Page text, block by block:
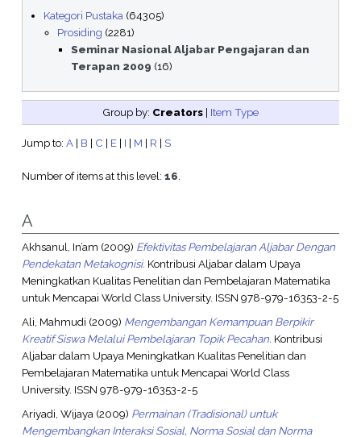
Kategori Pustaka (64305)
Prosiding (2281)
Seminar Nasional Aljabar Pengajaran dan
Terapan 2009 (16)
Group by: Creators | Item Type
Jump to: A| B | C | E| I | M | R | S
Number of items at this level: 16
A
Akhsanul, In’am (2009) Efektivitas Pembelajaran Aljabar Dengan
Pendekatan Metakognisi. Kontribusi Aljabar dalam Upaya
Meningkatkan Kualitas Penelitian dan Pembelajaran Matematika
untuk Mencapai World Class University. ISSN 978-979-16353-2-5
Ali, Mahmudi (2009) Mengembangan Kemampuan Berpikir
Kreatif Siswa Melalui Pembelajaran Topik Pecahan. Kontribusi
Aljabar dalam Upaya Meningkatkan Kualitas Penelitian dan
Pembelajaran Matematika untuk Mencapai World Class
University. ISSN 978-979-16353-2-5
Ariyadi, Wijaya(2009) Permainan (Tradisional) untuk
Mengembangkan Interaksi Sosial, Norma Sosial dan Norma